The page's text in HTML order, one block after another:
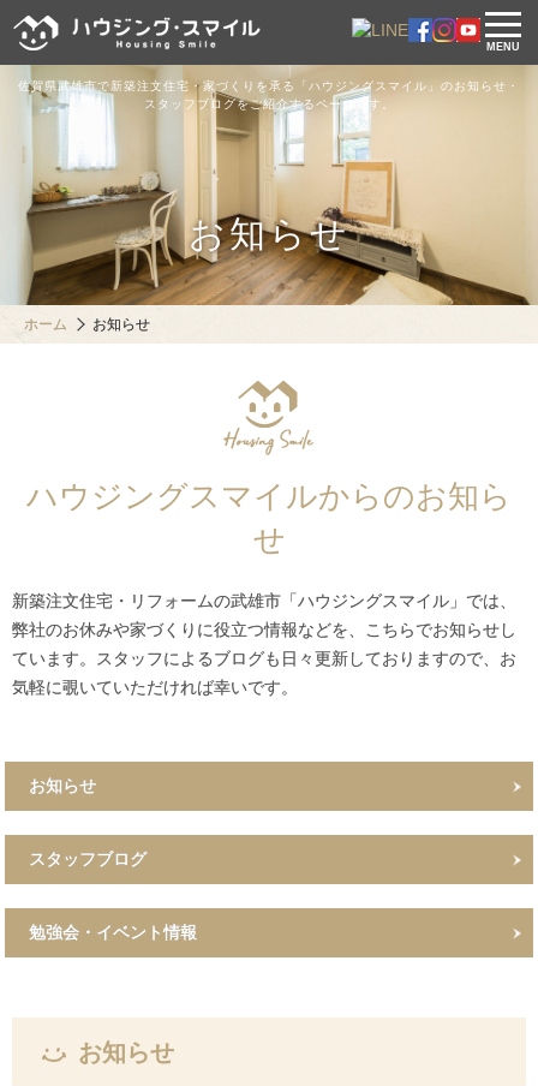
佐賀県武雄市で新築注文住宅・家づくりを承る「ハウジングスマイル」のお知らせ・
スタッフブログをご紹介するページです。
お知らせ
MENU
ホーム お知らせ
ハウジングスマイルからのお知ら
せ
新築注文住宅・リフォームの武雄市「ハウジングスマイル」では、
弊社のお休みや家づくりに役立つ情報などを、こちらでお知らせし
ています。スタッフによるブログも日々更新しておりますので、お
気軽に覗いていただければ幸いです。
お知らせ
スタッフブログ
勉強会・イベント情報
お知らせ